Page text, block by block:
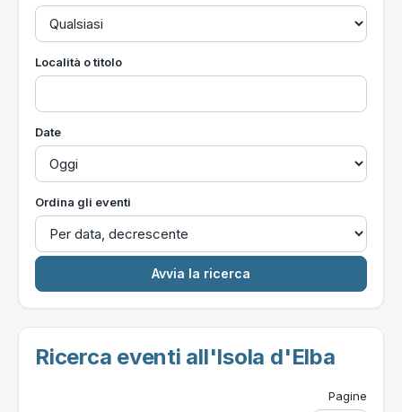
Località o titolo
Date
Ordina gli eventi
Ricerca eventi all'Isola d'Elba
Pagine